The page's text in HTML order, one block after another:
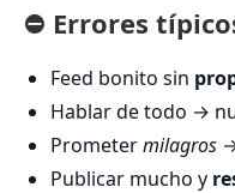
⛔ Errores
Feed bonito sin
Hablar de todo →
Prometermilagros
Publicar mucho y